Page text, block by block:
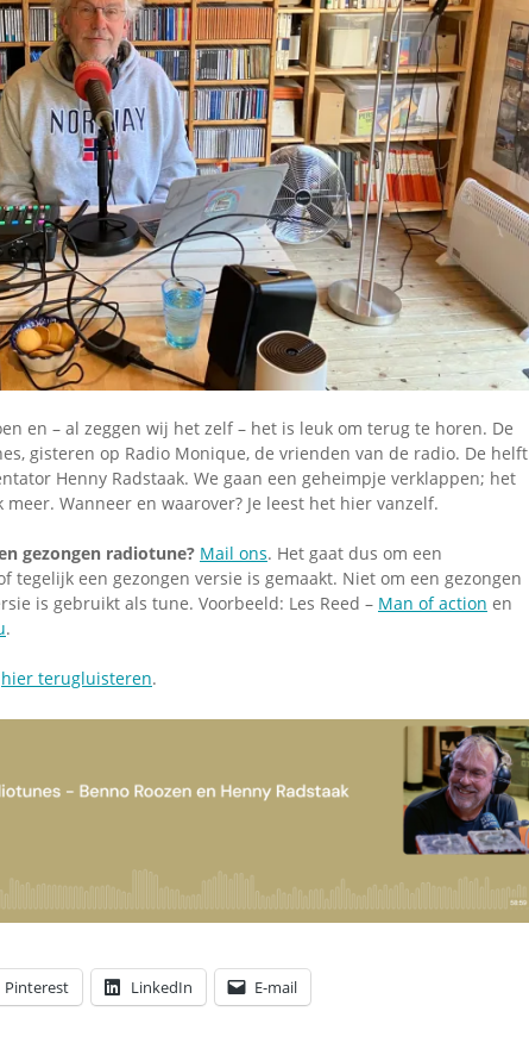
Omroepbanden
Stoomfluit Klaas
Vaak
Uitvinding
jinglecassette
en – al zeggen wij het zelf – het is leuk om terug te horen. De
gisteren op Radio Monique, de vrienden van de radio. De helft
Henny Radstaak. We gaan een geheimpje verklappen; het
Wanneer en waarover? Je leest het hier vanzelf.
gezongen radiotune? Mail ons. Het gaat dus om een
een gezongen versie is gemaakt. Niet om een gezongen
is gebruikt als tune. Voorbeeld: Les Reed – Man of action en
.
hier terugluisteren.
Pinterest LinkedIn E-mail